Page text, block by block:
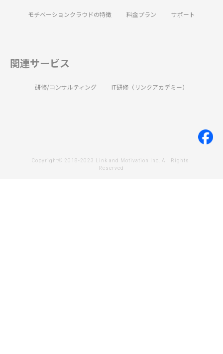
モチベーションクラウドの特徴 料金プラン サポート
関連サービス
研修/コンサルティング IT研修（リンクアカデミー）
Copyright© 2018-2023 Link and Motivation Inc. All Rights
Reserved